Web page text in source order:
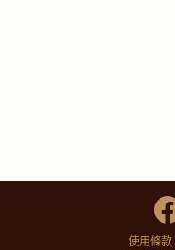
使用條款